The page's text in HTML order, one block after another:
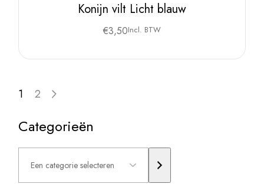
Konijn vilt Licht blauw
€3,50Incl. BTW
1 2
Categorieën
Een
categorie
selecteren